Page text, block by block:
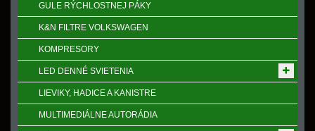
GULE RÝCHLOSTNEJ PÁKY
K&N FILTRE VOLKSWAGEN
KOMPRESORY
LED DENNÉ SVIETENIA
LIEVIKY, HADICE A KANISTRE
MULTIMEDIÁLNE AUTORÁDIA